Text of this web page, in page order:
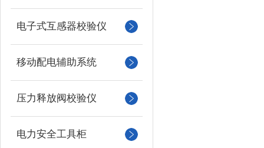
电子式互感器校验仪
移动配电辅助系统
压力释放阀校验仪
电力安全工具柜